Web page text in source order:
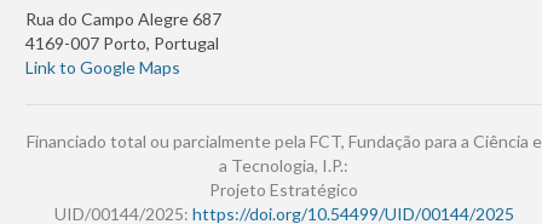
Rua do Campo Alegre 687
4169-007 Porto, Portugal
Link to Google Maps
Financiado total ou parcialmente pela FCT, Fundação para a Ciência e
a Tecnologia, I.P.:
Projeto Estratégico
UID/00144/2025: https://doi.org/10.54499/UID/00144/2025